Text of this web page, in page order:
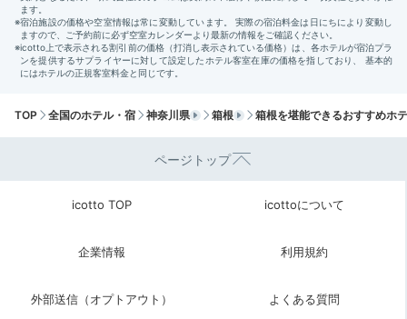
も優しいお味で美味しかったです！
Check-out
10:00 宿を出発
後ろ髪を引かれつつ
チェックアウト
TOP 全国のホテル・宿 神奈川県 箱根 箱根を堪能できるおすすめホ
ページトップ
icotto TOP icottoについて
企業情報 利用規約
外部送信（オプトアウト） よくある質問